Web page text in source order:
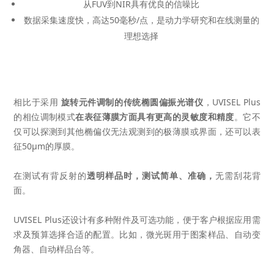
从FUV到NIR具有优良的信噪比
数据采集速度快，高达50毫秒/点，是动力学研究和在线测量的
理想选择
相比于采用 旋转元件调制的传统椭圆偏振光谱仪 ，UVISEL Plus
的相位调制模式在表征薄膜方面具有更高的灵敏度和精度。它不
仅可以探测到其他椭偏仪无法观测到的极薄膜或界面，还可以表
征50µm的厚膜。
在测试有背反射的透明样品时，测试简单、准确， 无需刮花背
面。
UVISEL Plus还设计有多种附件及可选功能，便于客户根据应用需
求及预算选择合适的配置。比如，微光斑用于图案样品、自动变
角器、自动样品台等。